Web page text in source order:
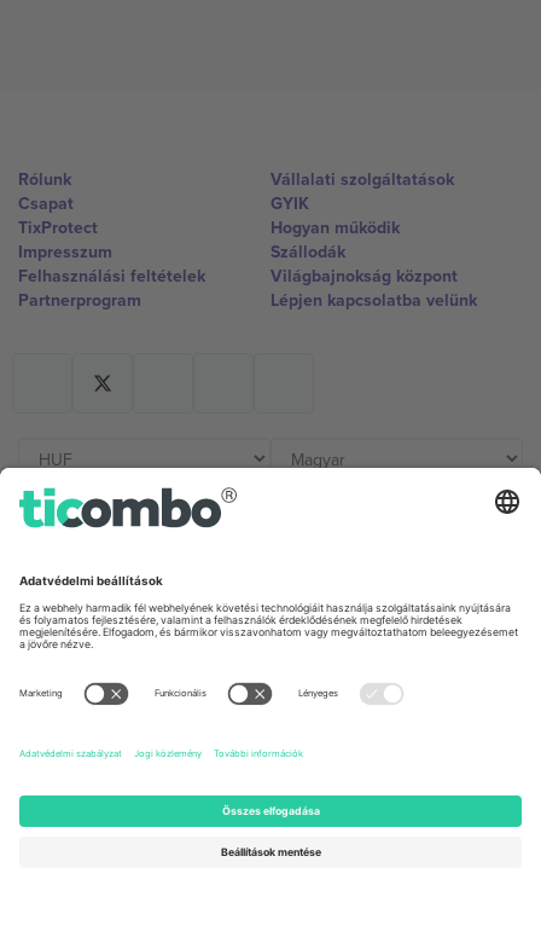
Rólunk
Csapat
TixProtect
Impresszum
Felhasználási feltételek
Partnerprogram
Vállalati szolgáltatások
GYIK
Hogyan működik
Szállodák
Világbajnokság központ
Lépjen kapcsolatba velünk
Germany
Unter den Linden 24, 10117
Berlin, Germany
United Kingdom
167 City Road, London, Greater
Newark, Delaware 19713, United
States
Engelberg, Switzerland